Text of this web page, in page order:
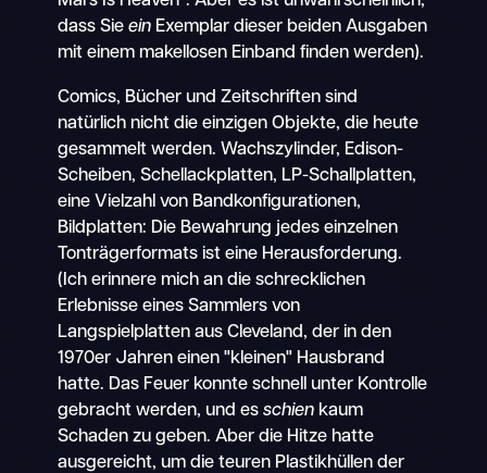
dass Sie einExemplar dieser beiden Ausgaben
mit einem makellosen Einband finden werden).
Comics, Bücher und Zeitschriften sind
natürlich nicht die einzigen Objekte, die heute
gesammelt werden. Wachszylinder, Edison-
Scheiben, Schellackplatten, LP-Schallplatten,
eine Vielzahl von Bandkonfigurationen,
Bildplatten: Die Bewahrung jedes einzelnen
Tonträgerformats ist eine Herausforderung.
(Ich erinnere mich an die schrecklichen
Erlebnisse eines Sammlers von
Langspielplatten aus Cleveland, der in den
1970er Jahren einen "kleinen" Hausbrand
hatte. Das Feuer konnte schnell unter Kontrolle
gebracht werden, und es schienkaum
Schaden zu geben. Aber die Hitze hatte
ausgereicht, um die teuren Plastikhüllen der